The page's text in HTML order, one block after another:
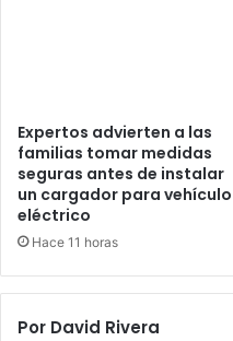
Expertos advierten a las
familias tomar medidas
seguras antes de instalar
un cargador para vehículo
eléctrico
Hace 11 horas
Por David Rivera